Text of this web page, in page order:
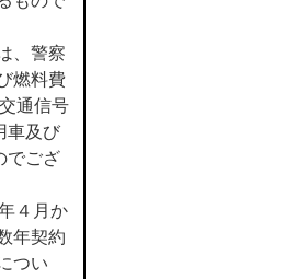
、警察
燃料費
通信号
車及び
でござ
４月か
年契約
つい